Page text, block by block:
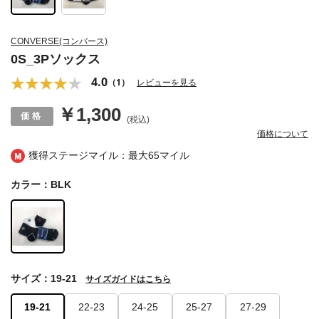
獲得ステージマイル：最大65マイル
CONVERSE(コンバース)
0S_3Pソックス
4.0 （1） レビューを見る
￥1,300 (税込)
価格について
カラー：BLK
19-21 22-23 24-25 25-27 27-29
サイズ：19-21 サイズガイドはこちら